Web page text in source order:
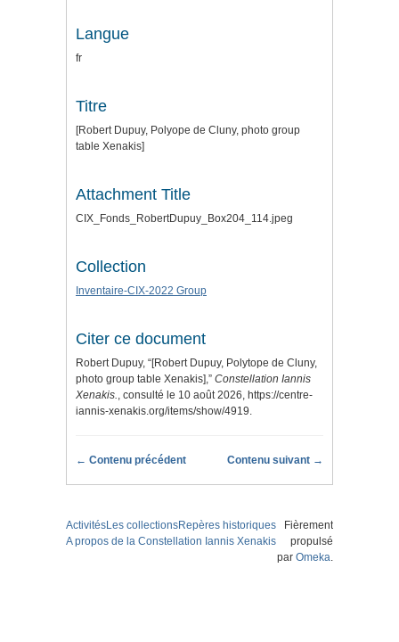
Langue
fr
Titre
[Robert Dupuy, Polyope de Cluny, photo group
table Xenakis]
Attachment Title
CIX_Fonds_RobertDupuy_Box204_114.jpeg
Collection
Inventaire-CIX-2022 Group
Citer ce document
Robert Dupuy, “[Robert Dupuy, Polytope de Cluny,
photo group table Xenakis],” Constellation Iannis
Xenakis., consulté le 10 août 2026, https://centre-
iannis-xenakis.org/items/show/4919.
← Contenu précédent Contenu suivant →
ActivitésLes collectionsRepères historiques
A propos de la Constellation Iannis Xenakis
Fièrement
propulsé
par Omeka.